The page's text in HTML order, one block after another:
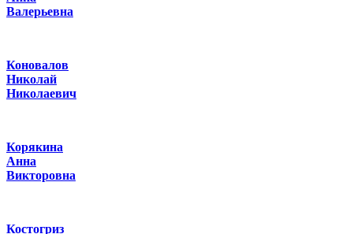
Валерьевна
Коновалов
Николай
Николаевич
Корякина
Анна
Викторовна
Костогриз